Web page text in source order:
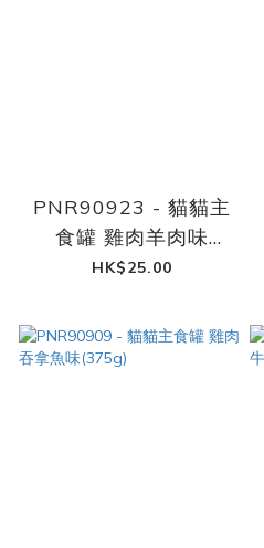
PNR90923 - 貓貓主
食罐 雞肉羊肉味
(375g)
HK$25.00